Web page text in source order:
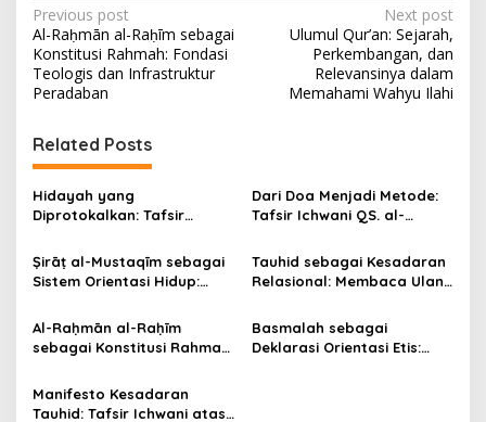
P
o
s
t
n
a
v
i
g
a
t
i
o
n
Previous post
Al-Raḥmān al-Raḥīm sebagai
Konstitusi Rahmah: Fondasi
Teologis dan Infrastruktur
Peradaban
Next post
Ulumul Qur’an: Sejarah,
Perkembangan, dan
Relevansinya dalam
Memahami Wahyu Ilahi
Related Posts
Hidayah yang
Diprotokalkan: Tafsir
1–7) sebagai Kerangka
Reformasi Kesadaran dan
Dari Doa Menjadi Metode:
Tafsir Ichwani QS. al-
Triadik Epistemik-Moral
Ichwani (Ni‘mah–Ghaḍab–
Ṣirāṭ al-Mustaqīm sebagai
Sistem Orientasi Hidup:
Fātiḥah Ayat 6 dengan
Metode Tafsir Ichwani
Tauhid sebagai Kesadaran
Relasional: Membaca Ulang
Isti‘ānah dalam QS. al-
Fātiḥah [1]:5 dengan
Al-Raḥmān al-Raḥīm
sebagai Konstitusi Rahmah:
Infrastruktur Peradaban
Basmalah sebagai
Deklarasi Orientasi Etis:
Manifesto Kesadaran
Tauhid: Tafsir Ichwani atas